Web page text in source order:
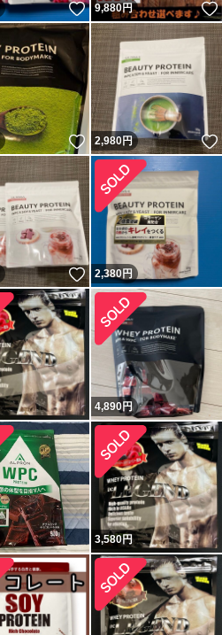
いいね！
9,880円
いいね！
2,980円
いいね！
2,380円
4,890円
3,580円